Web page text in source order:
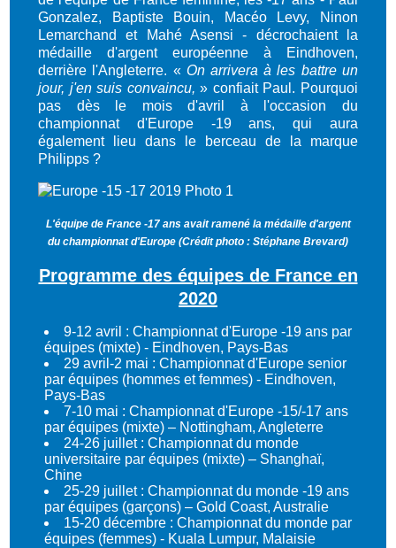
Gonzalez, Baptiste Bouin, Macéo Levy, Ninon
Lemarchand et Mahé Asensi - décrochaient la
médaille d'argent européenne à Eindhoven,
derrière l'Angleterre. « On arrivera à les battre un
jour, j'en suis convaincu, » confiait Paul. Pourquoi
pas dès le mois d'avril à l'occasion du
championnat d'Europe -19 ans, qui aura
également lieu dans le berceau de la marque
Philipps ?
L'équipe de France -17 ans avait ramené la médaille d'argent
du championnat d'Europe (Crédit photo : Stéphane Brevard)
Programme des équipes de France en
2020
9-12 avril : Championnat d'Europe -19 ans par
équipes (mixte) - Eindhoven, Pays-Bas
29 avril-2 mai : Championnat d'Europe senior
par équipes (hommes et femmes) - Eindhoven,
Pays-Bas
7-10 mai : Championnat d'Europe -15/-17 ans
par équipes (mixte) – Nottingham, Angleterre
24-26 juillet : Championnat du monde
universitaire par équipes (mixte) – Shanghaï,
Chine
25-29 juillet : Championnat du monde -19 ans
par équipes (garçons) – Gold Coast, Australie
15-20 décembre : Championnat du monde par
équipes (femmes) - Kuala Lumpur, Malaisie